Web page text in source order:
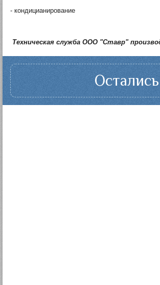
- кондицианирование
Техническая служба ООО "Ставр"